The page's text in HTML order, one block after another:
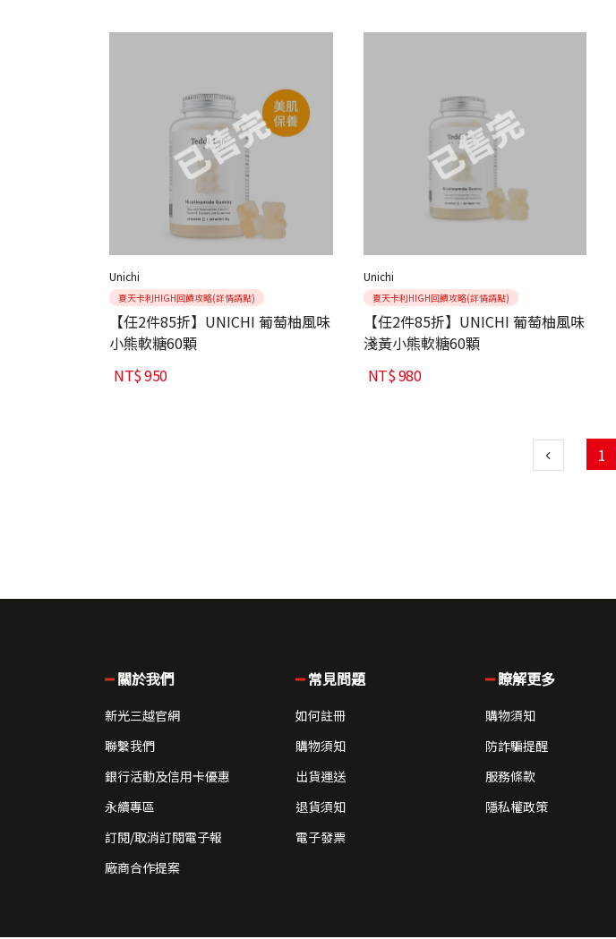
Unichi
夏天卡利HIGH回饋攻略(詳情請點)
【任2件85折】UNICHI 葡萄柚風味
小熊軟糖60顆
NT$950
Unichi
夏天卡利HIGH回饋攻略(詳情請點)
【任2件85折】UNICHI 葡萄柚風味
淺黃小熊軟糖60顆
NT$980
1
關於我們
新光三越官網
聯繫我們
銀行活動及信用卡優惠
永續專區
訂閱/取消訂閱電子報
廠商合作提案
常見問題
如何註冊
購物須知
出貨運送
退貨須知
電子發票
瞭解更多
購物須知
防詐騙提醒
服務條款
隱私權政策